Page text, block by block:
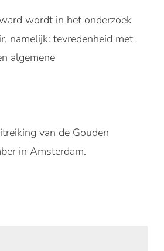
wordt in het onderzoek
namelijk: tevredenheid met
algemene
van de Gouden
in Amsterdam.